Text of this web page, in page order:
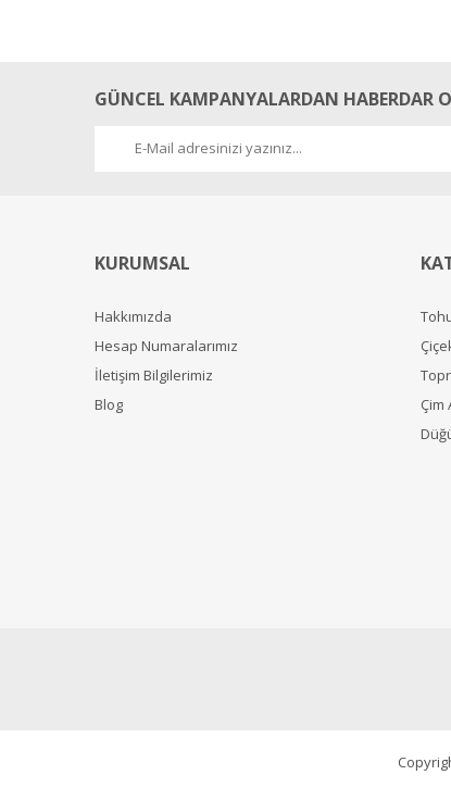
GÜNCEL KAMPANYALARDAN HABERDAR
KURUMSAL
Hakkımızda
Hesap Numaralarımız
İletişim Bilgilerimiz
Blog
Çim